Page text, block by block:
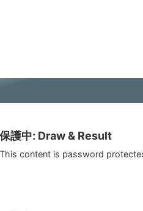
保護中: Draw & Result
This content is password